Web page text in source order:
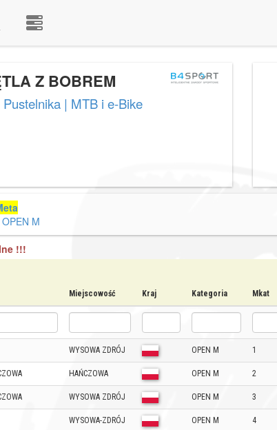
Z BOBREM
| MTB i e-Bike
OPEN M
!!!
Miejscowość Kraj Kategoria Mkat
WYSOWA ZDRÓJ OPEN M 1
HAŃCZOWA OPEN M 2
WYSOWA ZDRÓJ OPEN M 3
WYSOWA-ZDRÓJ OPEN M 4